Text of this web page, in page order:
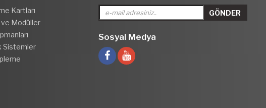
Kartları
Modüller
Sistemler
Sosyal Medya